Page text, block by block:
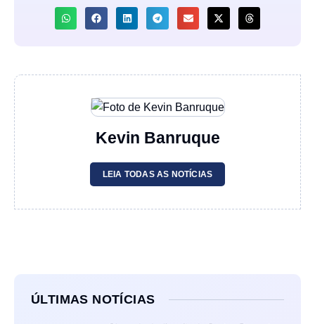
Kevin Banruque
LEIA TODAS AS NOTÍCIAS
ÚLTIMAS NOTÍCIAS